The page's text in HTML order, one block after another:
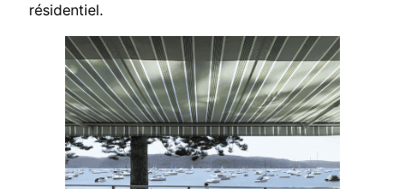
résidentiel.